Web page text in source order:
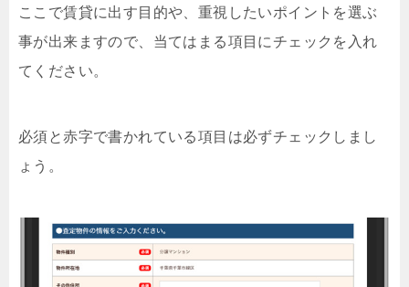
ここで賃貸に出す目的や、重視したいポイントを選ぶ
事が出来ますので、当てはまる項目にチェックを入れ
てください。
必須と赤字で書かれている項目は必ずチェックしまし
ょう。